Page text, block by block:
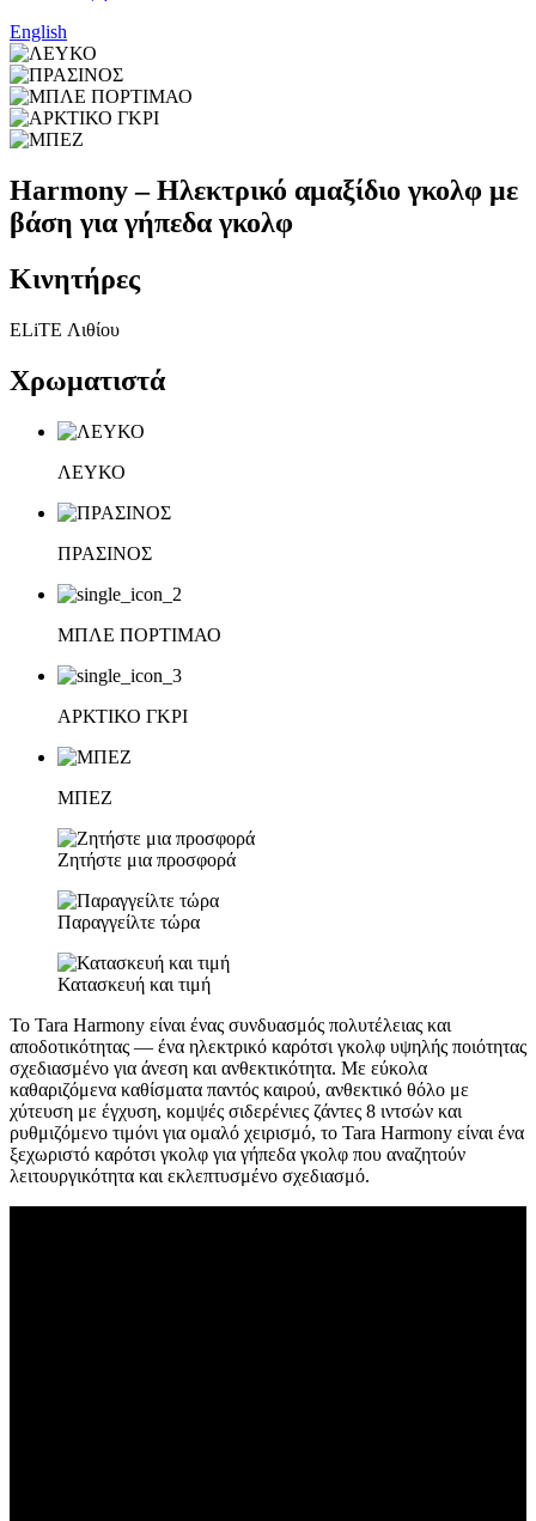
English
Harmony – Ηλεκτρικό αμαξίδιο γκολφ με
βάση για γήπεδα γκολφ
Κινητήρες
ELiTE Λιθίου
Χρωματιστά
ΛΕΥΚΟ
ΠΡΑΣΙΝΟΣ
ΜΠΛΕ ΠΟΡΤΙΜΑΟ
ΑΡΚΤΙΚΟ ΓΚΡΙ
ΜΠΕΖ
Ζητήστε μια προσφορά
Παραγγείλτε τώρα
Κατασκευή και τιμή
Το Tara Harmony είναι ένας συνδυασμός πολυτέλειας και
αποδοτικότητας — ένα ηλεκτρικό καρότσι γκολφ υψηλής ποιότητας
σχεδιασμένο για άνεση και ανθεκτικότητα. Με εύκολα
καθαριζόμενα καθίσματα παντός καιρού, ανθεκτικό θόλο με
χύτευση με έγχυση, κομψές σιδερένιες ζάντες 8 ιντσών και
ρυθμιζόμενο τιμόνι για ομαλό χειρισμό, το Tara Harmony είναι ένα
ξεχωριστό καρότσι γκολφ για γήπεδα γκολφ που αναζητούν
λειτουργικότητα και εκλεπτυσμένο σχεδιασμό.